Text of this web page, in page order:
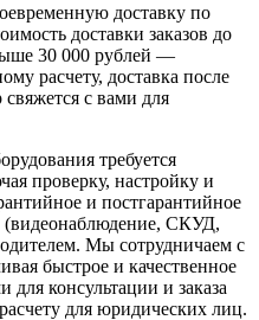
доставку по
доставки заказов до
30 000 рублей —
расчету, доставка после
с вами для
требуется
проверку, настройку и
и постгарантийное
(видеонаблюдение, СКУД,
Мы сотрудничаем с
быстрое и качественное
консультации и заказа
для юридических лиц.